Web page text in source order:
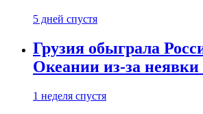
5 дней спустя
Грузия обыграла
Океании из-за
1 неделя спустя